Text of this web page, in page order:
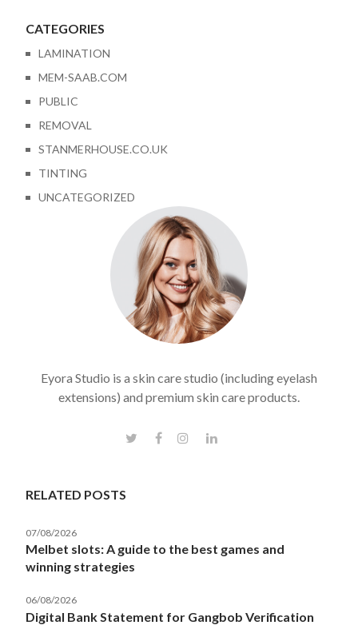
CATEGORIES
LAMINATION
MEM-SAAB.COM
PUBLIC
REMOVAL
STANMERHOUSE.CO.UK
TINTING
UNCATEGORIZED
Eyora Studio is a skin care studio (including eyelash
extensions) and premium skin care products.
RELATED POSTS
07/08/2026
Melbet slots: A guide to the best games and
winning strategies
06/08/2026
Digital Bank Statement for Gangbob Verification